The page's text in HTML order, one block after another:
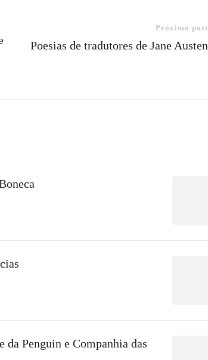
Próximo post
Poesias de tradutores de Jane Austen
da Penguin e Companhia das